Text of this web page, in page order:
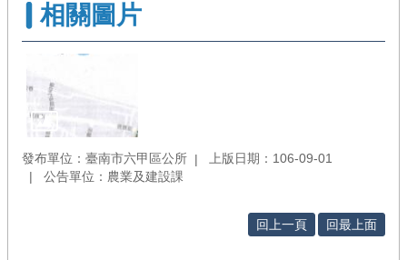
相關圖片
發布單位：臺南市六甲區公所
上版日期：106-09-01
公告單位：農業及建設課
回上一頁 回最上面